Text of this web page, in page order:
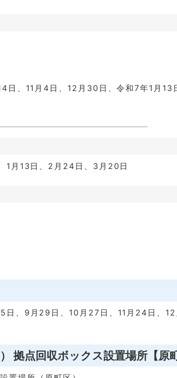
、11月4日、12月30日、令和7年1月13
1月13日、2月24日、3月20日
、9月29日、10月27日、11月24日、12
拠点回収ボックス設置場所【原町